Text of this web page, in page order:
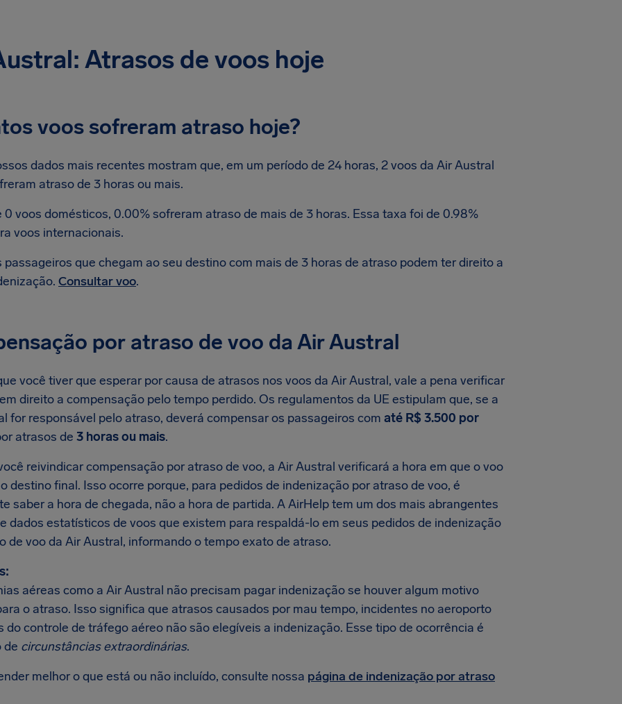
Atrasos de voos hoje
voos sofreram atraso hoje?
dados mais recentes mostram que, em um período de 24 horas, 2 voos da Air Austral
atraso de 3 horas ou mais.
0 voos domésticos, 0.00% sofreram atraso de mais de 3 horas. Essa taxa foi de 0.98%
voos internacionais.
passageiros que chegam ao seu destino com mais de 3 horas de atraso podem ter direito a
Consultar voo.
por atraso de voo da Air Austral
você tiver que esperar por causa de atrasos nos voos da Air Austral, vale a pena verificar
direito a compensação pelo tempo perdido. Os regulamentos da UE estipulam que, se a
for responsável pelo atraso, deverá compensar os passageiros com até R$ 3.500 por
atrasos de 3 horas ou mais.
reivindicar compensação por atraso de voo, a Air Austral verificará a hora em que o voo
destino final. Isso ocorre porque, para pedidos de indenização por atraso de voo, é
saber a hora de chegada, não a hora de partida. A AirHelp tem um dos mais abrangentes
dados estatísticos de voos que existem para respaldá-lo em seus pedidos de indenização
de voo da Air Austral, informando o tempo exato de atraso.
aéreas como a Air Austral não precisam pagar indenização se houver algum motivo
o atraso. Isso significa que atrasos causados por mau tempo, incidentes no aeroporto
do controle de tráfego aéreo não são elegíveis a indenização. Esse tipo de ocorrência é
de circunstâncias extraordinárias.
melhor o que está ou não incluído, consulte nossa página de indenização por atraso